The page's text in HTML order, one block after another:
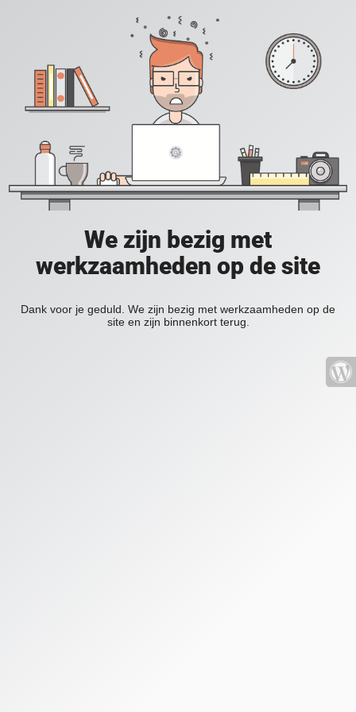
We zijn bezig met
werkzaamheden op de site
Dank voor je geduld. We zijn bezig met werkzaamheden op de
site en zijn binnenkort terug.